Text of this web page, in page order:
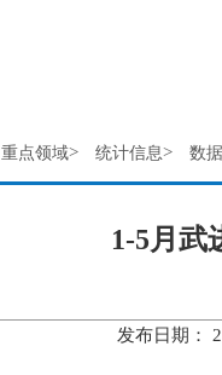
重点领域> 统计信息> 数
1-5月武
发布日期：